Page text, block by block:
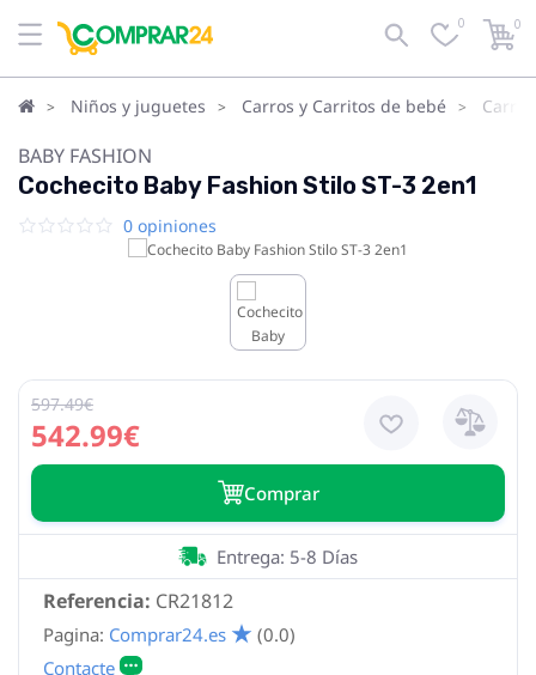
0 0
Niños y juguetes Carros y Carritos de bebé
BABY FASHION
Cochecito Baby Fashion Stilo ST-3 2en1
0 opiniones
542.99€
597.49€
Сomprar
Referencia: CR21812
Entrega: 5-8 Días
Pagina: Comprar24.es (0.0)